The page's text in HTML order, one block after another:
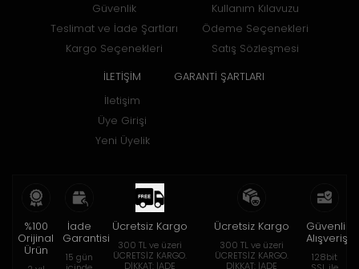
Güvenlik
Teslimat ve İade Şartları
Kargo Seçenekleri
Kullanım Kılavuzu
Ödeme Seçenekleri
Satış Sözleşmesi
İLETİŞİM
İletişim
Üye Girişi
Yeni Üyelik
GARANTİ ŞARTLARI
%100
Orijinal
Ürün
İade
Garantisi
15 gün
Ücretsiz Kargo
300 TL ve üzeri
ÜCRETSİZ KARGO.
DİKKAT: İADE
Ücretsiz Kargo
300 TL ve üzeri
ÜCRETSİZ KARGO.
DİKKAT: İADE
Güvenli
Alışveriş
128bit